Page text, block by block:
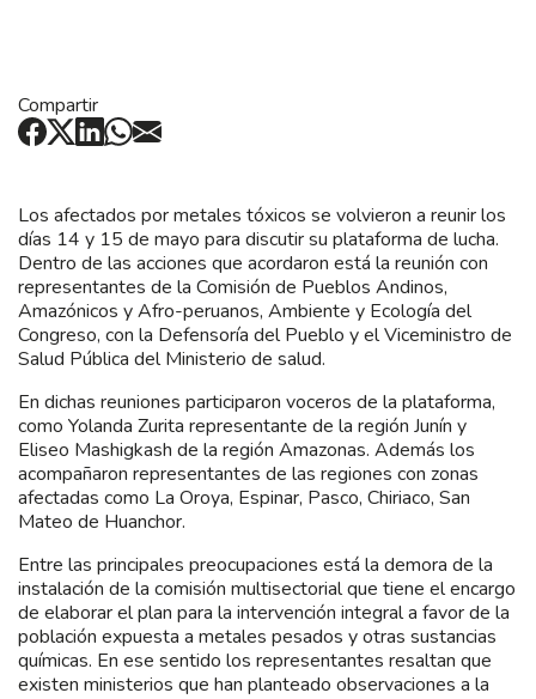
Compartir
Los afectados por metales tóxicos se volvieron a reunir los
días 14 y 15 de mayo para discutir su plataforma de lucha.
Dentro de las acciones que acordaron está la reunión con
representantes de la Comisión de Pueblos Andinos,
Amazónicos y Afro-peruanos, Ambiente y Ecología del
Congreso, con la Defensoría del Pueblo y el Viceministro de
Salud Pública del Ministerio de salud.
En dichas reuniones participaron voceros de la plataforma,
como Yolanda Zurita representante de la región Junín y
Eliseo Mashigkash de la región Amazonas. Además los
acompañaron representantes de las regiones con zonas
afectadas como La Oroya, Espinar, Pasco, Chiriaco, San
Mateo de Huanchor.
Entre las principales preocupaciones está la demora de la
instalación de la comisión multisectorial que tiene el encargo
de elaborar el plan para la intervención integral a favor de la
población expuesta a metales pesados y otras sustancias
químicas. En ese sentido los representantes resaltan que
existen ministerios que han planteado observaciones a la